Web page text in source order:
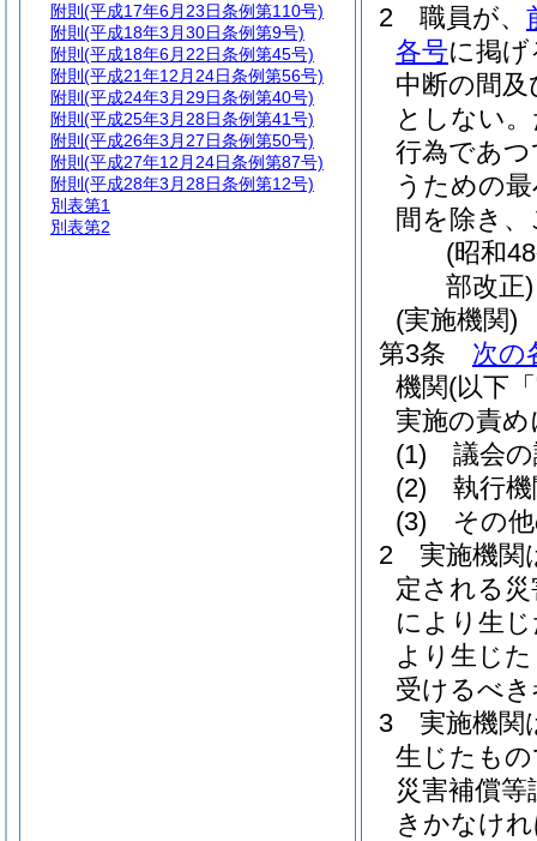
2
職員が、
各号に掲
中断の間
としない。
行為であ
うための
間を除き
(昭和
部改正)
(実施機関)
第3条
次の
機関(以下
実施の責
(1)
議会
(2)
執行
(3)
その
2
実施機関
定される
により生
より生じ
受けるべ
3
実施機関
生じたも
災害補償等
きかなけ
附則 (平成17年6月23日条例第110号)
附則 (平成18年3月30日条例第9号)
附則 (平成18年6月22日条例第45号)
附則 (平成21年12月24日条例第56号)
附則 (平成24年3月29日条例第40号)
附則 (平成25年3月28日条例第41号)
附則 (平成26年3月27日条例第50号)
附則 (平成27年12月24日条例第87号)
附則 (平成28年3月28日条例第12号)
別表第1
別表第2